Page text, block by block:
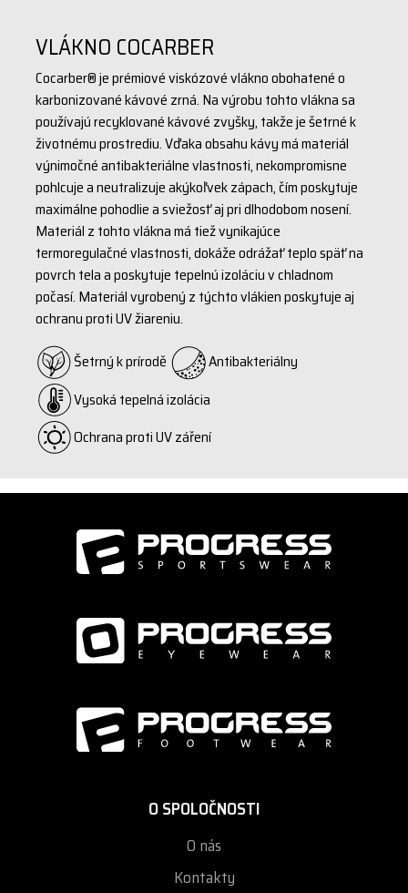
- absorbuje a neutralizuje akýkoľvek zápach
- mimoriadne antibakteriálne vlastnosti
- zaisťuje ochranu proti UV žiareniu
- ploché švy pre pohodlný a neobmedzený pohyb
materiál: 40% akryl + 37% viskóza (Cocarber®) + 18%polyester +
5%Elastan
gramáž: 200 g/m2
VLÁKNO COCARBER
Cocarber® je prémiové viskózové vlákno obohatené o
karbonizované kávové zrná. Na výrobu tohto vlákna sa
používajú recyklované kávové zvyšky, takže je šetrné k
životnému prostrediu. Vďaka obsahu kávy má materiál
výnimočné antibakteriálne vlastnosti, nekompromisne
pohlcuje a neutralizuje akýkoľvek zápach, čím poskytuje
maximálne pohodlie a sviežosť aj pri dlhodobom nosení.
Materiál z tohto vlákna má tiež vynikajúce
termoregulačné vlastnosti, dokáže odrážať teplo späť na
povrch tela a poskytuje tepelnú izoláciu v chladnom
počasí. Materiál vyrobený z týchto vlákien poskytuje aj
ochranu proti UV žiareniu.
Šetrný k prírodě
Antibakteriálny
Vysoká tepelná izolácia
Ochrana proti UV záření
O SPOLOČNOSTI
O nás
Kontakty